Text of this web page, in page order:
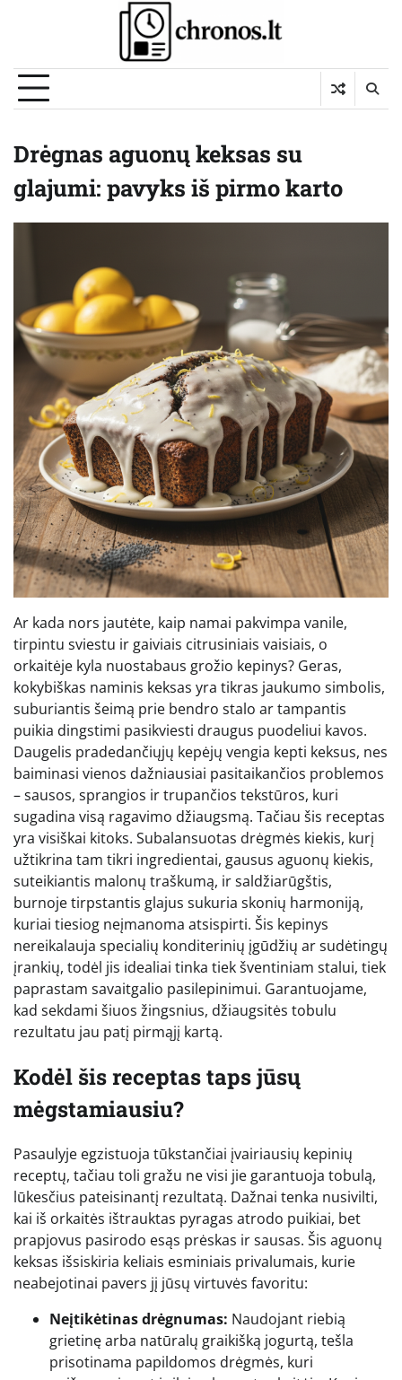
Drėgnas aguonų keksas su
glajumi: pavyks iš pirmo karto
Ar kada nors jautėte, kaip namai pakvimpa vanile,
tirpintu sviestu ir gaiviais citrusiniais vaisiais, o
orkaitėje kyla nuostabaus grožio kepinys? Geras,
kokybiškas naminis keksas yra tikras jaukumo simbolis,
suburiantis šeimą prie bendro stalo ar tampantis
puikia dingstimi pasikviesti draugus puodeliui kavos.
Daugelis pradedančiųjų kepėjų vengia kepti keksus, nes
baiminasi vienos dažniausiai pasitaikančios problemos
– sausos, sprangios ir trupančios tekstūros, kuri
sugadina visą ragavimo džiaugsmą. Tačiau šis receptas
yra visiškai kitoks. Subalansuotas drėgmės kiekis, kurį
užtikrina tam tikri ingredientai, gausus aguonų kiekis,
suteikiantis malonų traškumą, ir saldžiarūgštis,
burnoje tirpstantis glajus sukuria skonių harmoniją,
kuriai tiesiog neįmanoma atsispirti. Šis kepinys
nereikalauja specialių konditerinių įgūdžių ar sudėtingų
įrankių, todėl jis idealiai tinka tiek šventiniam stalui, tiek
paprastam savaitgalio pasilepinimui. Garantuojame,
kad sekdami šiuos žingsnius, džiaugsitės tobulu
rezultatu jau patį pirmąjį kartą.
Kodėl šis receptas taps jūsų
mėgstamiausiu?
Pasaulyje egzistuoja tūkstančiai įvairiausių kepinių
receptų, tačiau toli gražu ne visi jie garantuoja tobulą,
lūkesčius pateisinantį rezultatą. Dažnai tenka nusivilti,
kai iš orkaitės ištrauktas pyragas atrodo puikiai, bet
prapjovus pasirodo esąs prėskas ir sausas. Šis aguonų
keksas išsiskiria keliais esminiais privalumais, kurie
neabejotinai pavers jį jūsų virtuvės favoritu:
Neįtikėtinas drėgnumas: Naudojant riebią
grietinę arba natūralų graikišką jogurtą, tešla
prisotinama papildomos drėgmės, kuri